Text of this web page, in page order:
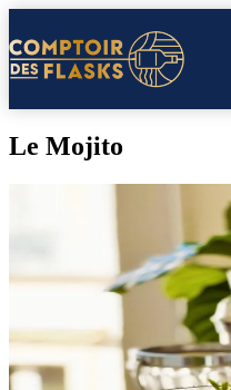
Le Mojito